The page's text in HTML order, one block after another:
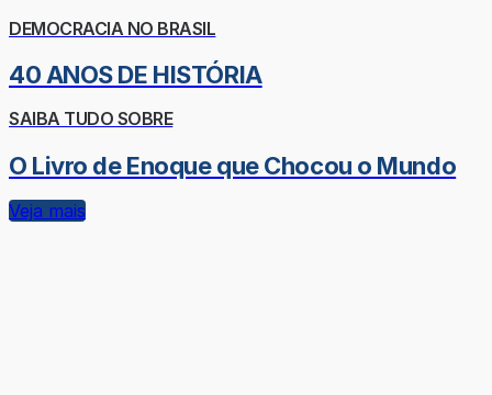
DEMOCRACIA NO BRASIL
40 ANOS DE HISTÓRIA
SAIBA TUDO SOBRE
O Livro de Enoque que Chocou o Mundo
Veja mais